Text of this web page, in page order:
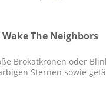
The Neighbors
Brokatkronen oder
Sternen sowie